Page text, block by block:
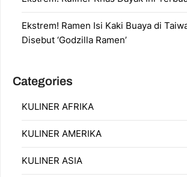
Ekstrem! Ramen Isi Kaki Buaya di
Disebut ‘Godzilla Ramen’
Categories
KULINER AFRIKA
KULINER AMERIKA
KULINER ASIA